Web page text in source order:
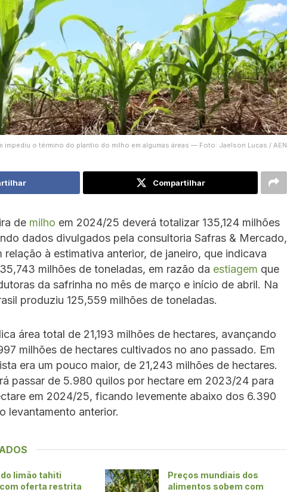
impediu o término do plantio do milho em algumas áreas — Foto: Jaelson Lucas / AEN
Compartilhar
de milho em 2024/25 deverá totalizar 135,124 milhões
dados divulgados pela consultoria Safras & Mercado,
relação à estimativa anterior, de janeiro, que indicava
milhões de toneladas, em razão da estiagem que
da safrinha no mês de março e início de abril. Na
produziu 125,559 milhões de toneladas.
área total de 21,193 milhões de hectares, avançando
milhões de hectares cultivados no ano passado. Em
era um pouco maior, de 21,243 milhões de hectares.
passar de 5.980 quilos por hectare em 2023/24 para
em 2024/25, ficando levemente abaixo dos 6.390
levantamento anterior.
limão tahiti
oferta restrita
Preços mundiais dos
alimentos sobem com